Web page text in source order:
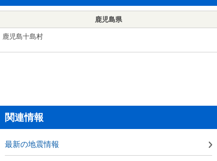
鹿児島県
鹿児島十島村
関連情報
最新の地震情報